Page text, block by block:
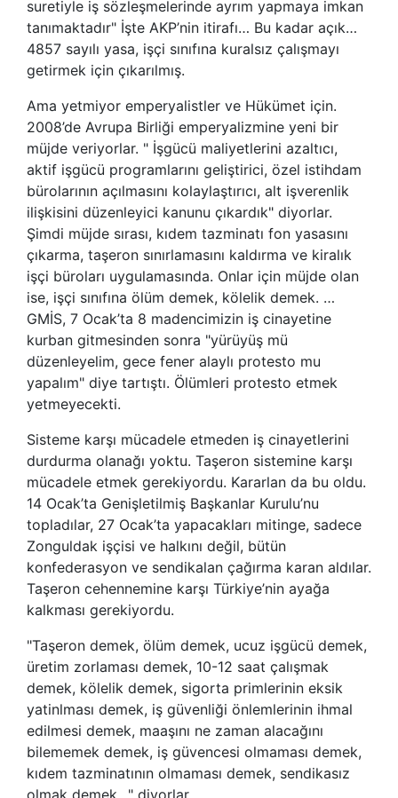
suretiyle iş sözleşmelerinde ayrım yapmaya imkan
tanımaktadır" İşte AKP’nin itirafı… Bu kadar açık…
4857 sayılı yasa, işçi sınıfına kuralsız çalışmayı
getirmek için çıkarılmış.
Ama yetmiyor emperyalistler ve Hükümet için.
2008’de Avrupa Birliği emperyalizmine yeni bir
müjde veriyorlar. " İşgücü maliyetlerini azaltıcı,
aktif işgücü programlarını geliştirici, özel istihdam
bürolarının açılmasını kolaylaştırıcı, alt işverenlik
ilişkisini düzenleyici kanunu çıkardık" diyorlar.
Şimdi müjde sırası, kıdem tazminatı fon yasasını
çıkarma, taşeron sınırlamasını kaldırma ve kiralık
işçi büroları uygulamasında. Onlar için müjde olan
ise, işçi sınıfına ölüm demek, kölelik demek. …
GMİS, 7 Ocak’ta 8 madencimizin iş cinayetine
kurban gitmesinden sonra "yürüyüş mü
düzenleyelim, gece fener alaylı protesto mu
yapalım" diye tartıştı. Ölümleri protesto etmek
yetmeyecekti.
Sisteme karşı mücadele etmeden iş cinayetlerini
durdurma olanağı yoktu. Taşeron sistemine karşı
mücadele etmek gerekiyordu. Kararlan da bu oldu.
14 Ocak’ta Genişletilmiş Başkanlar Kurulu’nu
topladılar, 27 Ocak’ta yapacakları mitinge, sadece
Zonguldak işçisi ve halkını değil, bütün
konfederasyon ve sendikalan çağırma karan aldılar.
Taşeron cehennemine karşı Türkiye’nin ayağa
kalkması gerekiyordu.
"Taşeron demek, ölüm demek, ucuz işgücü demek,
üretim zorlaması demek, 10-12 saat çalışmak
demek, kölelik demek, sigorta primlerinin eksik
yatinlması demek, iş güvenliği önlemlerinin ihmal
edilmesi demek, maaşını ne zaman alacağını
bilememek demek, iş güvencesi olmaması demek,
kıdem tazminatının olmaması demek, sendikasız
olmak demek…" diyorlar.